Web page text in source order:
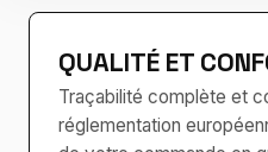
QUALITÉ ET
Traçabilité complète et
réglementation